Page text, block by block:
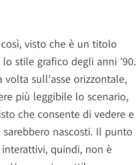
visto che è un titolo
stile grafico degli anni '90.
volta sull'asse orizzontale,
più leggibile lo scenario,
che consente di vedere e
nascosti. Il punto
quindi, non è